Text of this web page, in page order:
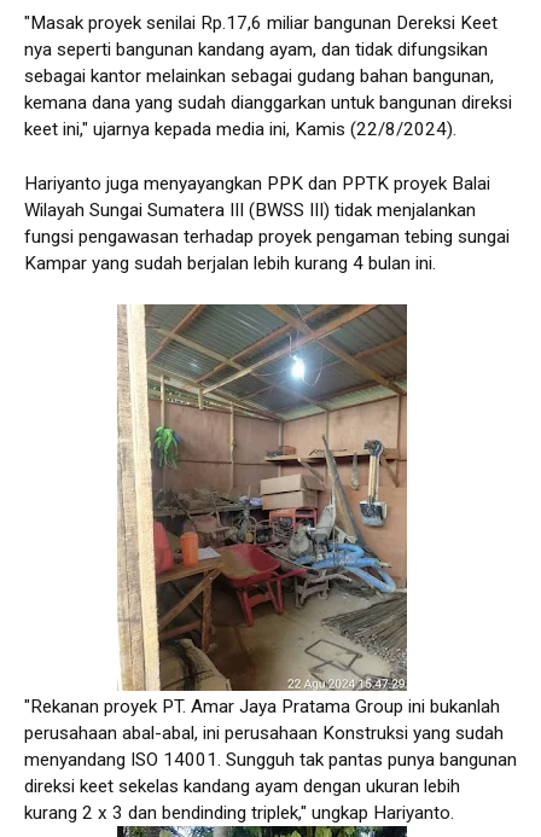
"Masak proyek senilai Rp.17,6 miliar bangunan Dereksi Keet
nya seperti bangunan kandang ayam, dan tidak difungsikan
sebagai kantor melainkan sebagai gudang bahan bangunan,
kemana dana yang sudah dianggarkan untuk bangunan direksi
keet ini," ujarnya kepada media ini, Kamis (22/8/2024).
Hariyanto juga menyayangkan PPK dan PPTK proyek Balai
Wilayah Sungai Sumatera III (BWSS III) tidak menjalankan
fungsi pengawasan terhadap proyek pengaman tebing sungai
Kampar yang sudah berjalan lebih kurang 4 bulan ini.
"Rekanan proyek PT. Amar Jaya Pratama Group ini bukanlah
perusahaan abal-abal, ini perusahaan Konstruksi yang sudah
menyandang ISO 14001. Sungguh tak pantas punya bangunan
direksi keet sekelas kandang ayam dengan ukuran lebih
kurang 2 x 3 dan bendinding triplek," ungkap Hariyanto.